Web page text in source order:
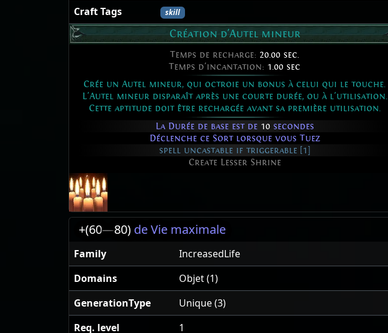
Craft Tags skill
Création d'Autel mineur
Temps de recharge: 20.00 sec.
Temps d'incantation: 1.00 sec
Crée un Autel mineur, qui octroie un bonus à celui qui le touche.
L'Autel mineur disparaît après une courte durée, ou à l'utilisation.
Cette aptitude doit être rechargée avant sa première utilisation.
La Durée de base est de 10secondes
Déclenche ce Sort lorsque vous Tuez
spell uncastable if triggerable [1]
Create Lesser Shrine
+(60—80) de Vie maximale
Family
IncreasedLife
Domains
Objet (1)
GenerationType
Unique (3)
Req. level
1